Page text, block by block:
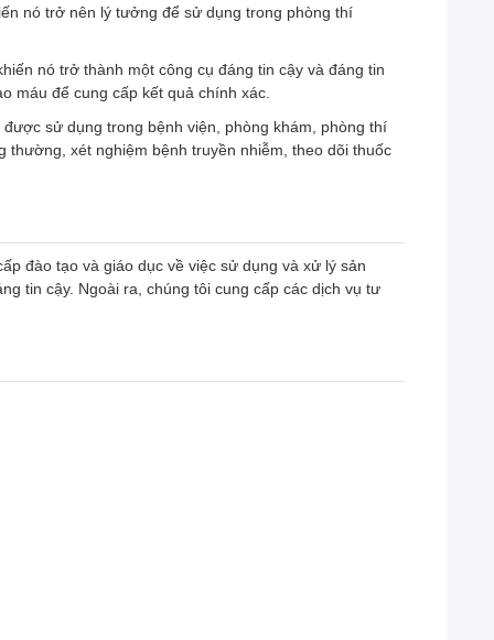
nó trở nên lý tưởng để sử dụng trong phòng thí
nó trở thành một công cụ đáng tin cậy và đáng tin
máu để cung cấp kết quả chính xác.
sử dụng trong bệnh viện, phòng khám, phòng thí
thường, xét nghiệm bệnh truyền nhiễm, theo dõi thuốc
đào tạo và giáo dục về việc sử dụng và xử lý sản
tin cậy. Ngoài ra, chúng tôi cung cấp các dịch vụ tư